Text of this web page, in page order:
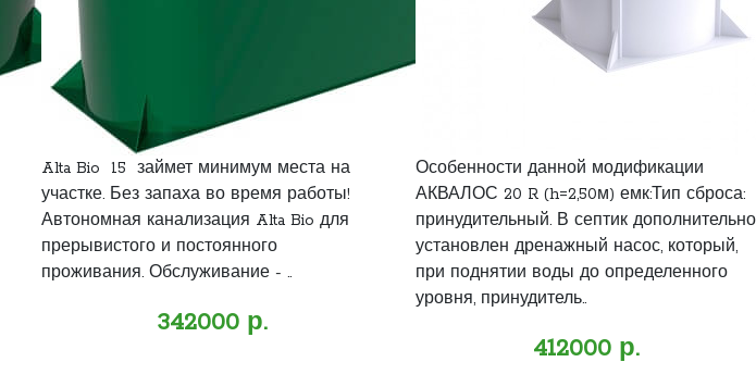
Alta Bio 15 займет минимум места на
участке. Без запаха во время работы!
Автономная канализация Alta Bio для
прерывистого и постоянного
проживания. Обслуживание - ..
342000 р.
Особенности данной модификации
АКВАЛОС 20 R (h=2,50м) емк:Тип сброса:
принудительный. В септик дополнительно
установлен дренажный насос, который,
при поднятии воды до определенного
уровня, принудитель..
412000 р.